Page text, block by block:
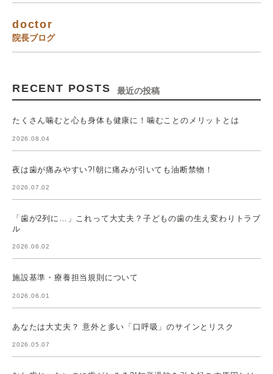
doctor
院長ブログ
RECENT POSTS 最近の投稿
たくさん噛むと心も身体も健康に！噛むことのメリットとは
2026.08.04
夜は歯が痛みやすい?!朝に痛みが引いても油断禁物！
2026.07.02
「歯が2列に…」これって大丈夫？子どもの歯の生え変わりトラブ
ル
2026.06.02
施設基準・療養担当規則について
2026.06.01
あなたは大丈夫？ 意外と多い「口呼吸」のサインとリスク
2026.05.07